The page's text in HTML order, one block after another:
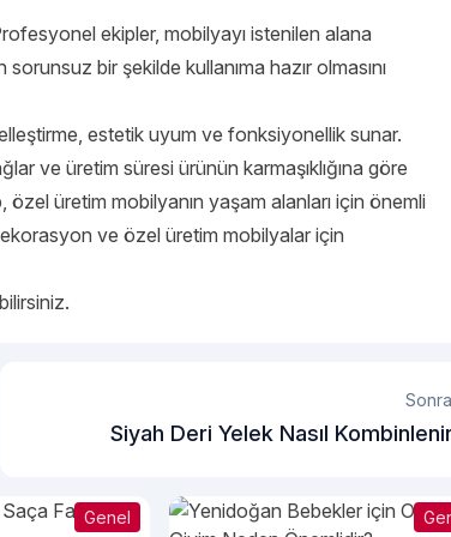
ekipler, mobilyayı istenilen alana
bir şekilde kullanıma hazır olmasını
estetik uyum ve fonksiyonellik sunar.
ve üretim süresi ürünün karmaşıklığına göre
üretim mobilyanın yaşam alanları için önemli
ve özel üretim mobilyalar için
Siyah Deri Yelek Nasıl
Genel